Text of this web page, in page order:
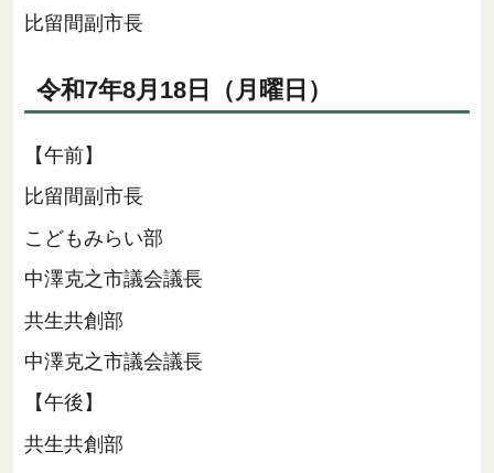
比留間副市長
令和7年8月18日（月曜日）
【午前】
比留間副市長
こどもみらい部
中澤克之市議会議長
共生共創部
中澤克之市議会議長
【午後】
共生共創部